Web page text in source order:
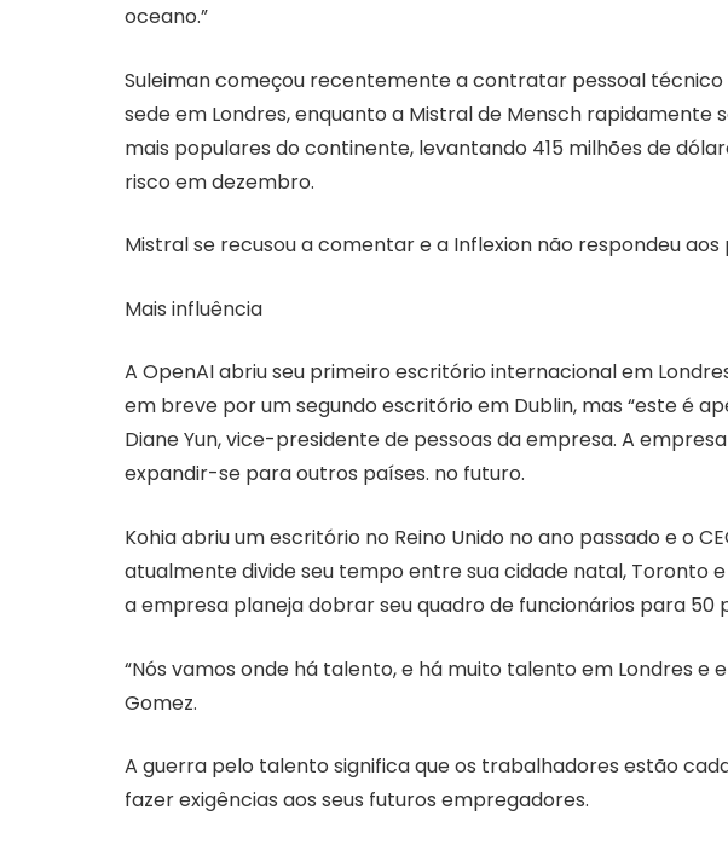
oceano.”
Suleiman começou recentemente a contratar pessoal
sede em Londres, enquanto a Mistral de Mensch rapidamente
mais populares do continente, levantando 415 milhões de
risco em dezembro.
Mistral se recusou a comentar e a Inflexion não respondeu
Mais influência
A OpenAI abriu seu primeiro escritório internacional em
em breve por um segundo escritório em Dublin, mas “este é
Diane Yun, vice-presidente de pessoas da empresa. A
expandir-se para outros países. no futuro.
Kohia abriu um escritório no Reino Unido no ano passado e o
atualmente divide seu tempo entre sua cidade natal, Toronto e
a empresa planeja dobrar seu quadro de funcionários para 50
“Nós vamos onde há talento, e há muito talento em Londres e
Gomez.
A guerra pelo talento significa que os trabalhadores estão
fazer exigências aos seus futuros empregadores.